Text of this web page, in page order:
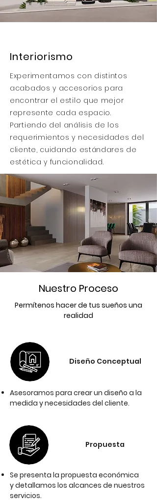
Interiorismo
Experimentamos con distintos
acabados y accesorios para
encontrar el estilo que mejor
represente cada espacio.
Partiendo del análisis de los
requerimientos y necesidades del
cliente, cuidando estándares de
estética y funcionalidad.
Nuestro Proceso
Permítenos hacer de tus sueños una
realidad
Diseño Conceptual
​Asesoramos para crear un diseño a la
medida y necesidades del cliente.
Propuesta
Se presenta la propuesta económica
ydetallamos los alcances de nuestros
servicios.